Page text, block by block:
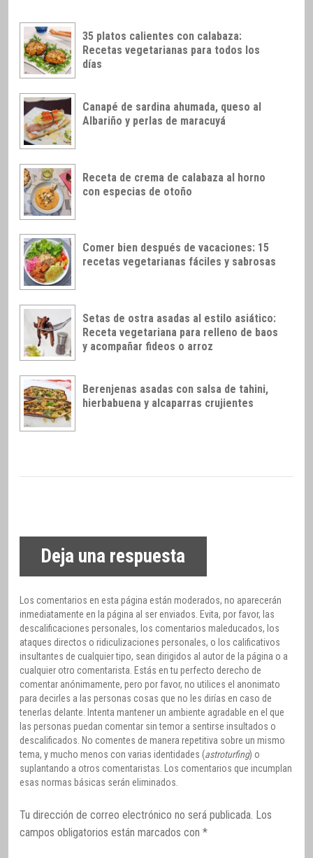
35 platos calientes con calabaza:
Recetas vegetarianas para todos los
días
Canapé de sardina ahumada, queso al
Albariño y perlas de maracuyá
Receta de crema de calabaza al horno
con especias de otoño
Comer bien después de vacaciones: 15
recetas vegetarianas fáciles y sabrosas
Setas de ostra asadas al estilo asiático:
Receta vegetariana para relleno de baos
y acompañar fideos o arroz
Berenjenas asadas con salsa de tahini,
hierbabuena y alcaparras crujientes
Deja una respuesta
Los comentarios en esta página están moderados, no aparecerán
inmediatamente en la página al ser enviados. Evita, por favor, las
descalificaciones personales, los comentarios maleducados, los
ataques directos o ridiculizaciones personales, o los calificativos
insultantes de cualquier tipo, sean dirigidos al autor de la página o a
cualquier otro comentarista. Estás en tu perfecto derecho de
comentar anónimamente, pero por favor, no utilices el anonimato
para decirles a las personas cosas que no les dirías en caso de
tenerlas delante. Intenta mantener un ambiente agradable en el que
las personas puedan comentar sin temor a sentirse insultados o
descalificados. No comentes de manera repetitiva sobre un mismo
tema, y mucho menos con varias identidades (astroturfing) o
suplantando a otros comentaristas. Los comentarios que incumplan
esas normas básicas serán eliminados.
Tu dirección de correo electrónico no será publicada. Los
campos obligatorios están marcados con *